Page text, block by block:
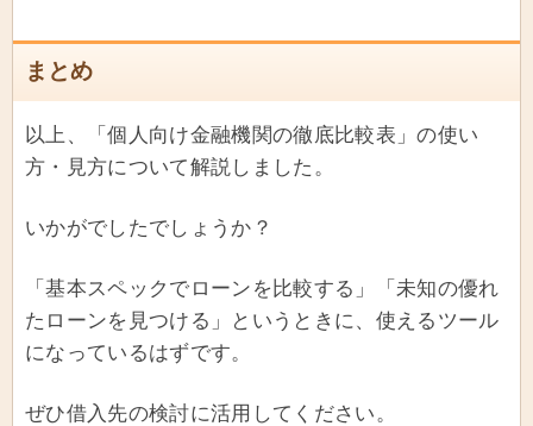
まとめ
以上、「個人向け金融機関の徹底比較表」の使い
方・見方について解説しました。
いかがでしたでしょうか？
「基本スペックでローンを比較する」「未知の優れ
たローンを見つける」というときに、使えるツール
になっているはずです。
ぜひ借入先の検討に活用してください。